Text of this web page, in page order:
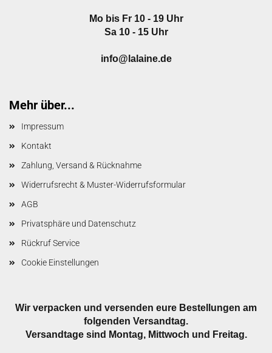
Mo bis Fr 10 - 19 Uhr
Sa 10 - 15 Uhr
info@lalaine.de
Mehr über...
Impressum
Kontakt
Zahlung, Versand & Rücknahme
Widerrufsrecht & Muster-Widerrufsformular
AGB
Privatsphäre und Datenschutz
Rückruf Service
Cookie Einstellungen
Wir verpacken und versenden eure Bestellungen am
folgenden Versandtag.
Versandtage sind Montag, Mittwoch und Freitag.